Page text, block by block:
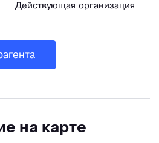
Действующая организация
на карте